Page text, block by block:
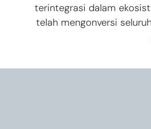
terintegrasi dalam
telah mengonversi
Guru-guru masa kini